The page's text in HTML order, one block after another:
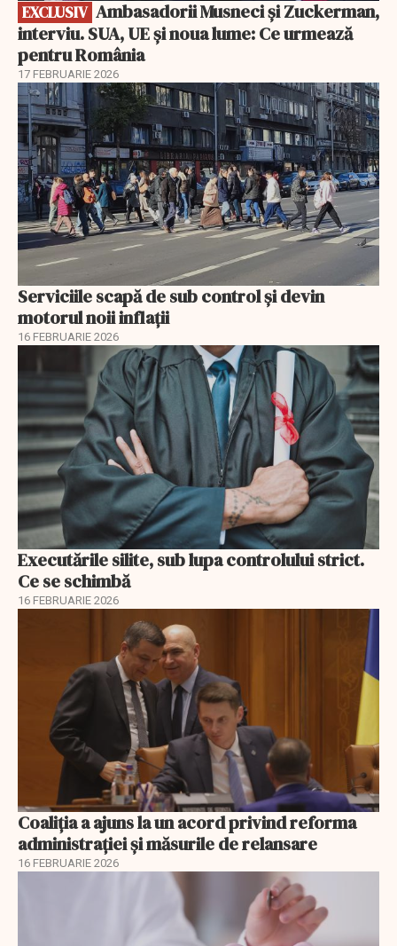
EXCLUSIV
interviu. SUA, UE și noua lume: Ce urmează
pentru România
17 FEBRUARIE 2026
Serviciile scapă de sub control și devin
motorul noii inflații
16 FEBRUARIE 2026
Executările silite, sub lupa controlului strict.
Ce se schimbă
16 FEBRUARIE 2026
Coaliția a ajuns la un acord privind reforma
administrației și măsurile de relansare
16 FEBRUARIE 2026